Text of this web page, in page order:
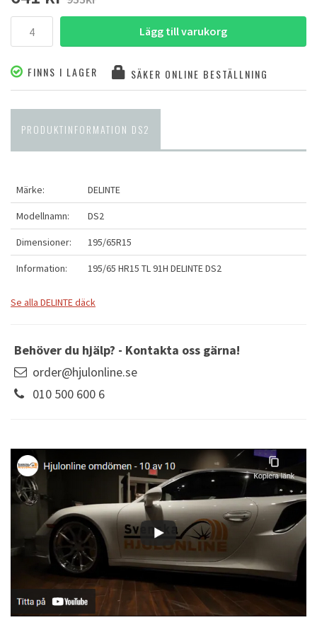
Lägg till varukorg
FINNS I LAGER SÄKER ONLINE BESTÄLLNING
PRODUKTINFORMATION DS2
Märke: DELINTE
Modellnamn: DS2
Dimensioner: 195/65R15
Information: 195/65 HR15 TL 91H DELINTE DS2
Se alla DELINTE däck
Behöver du hjälp? - Kontakta oss gärna!
order@hjulonline.se
010 500 600 6